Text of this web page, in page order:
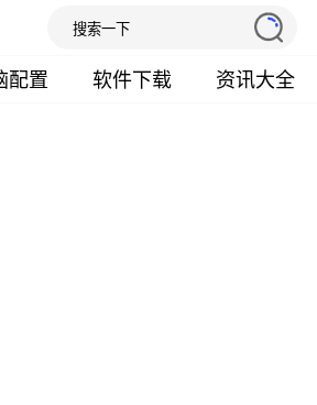
配置 软件下载 资讯大全